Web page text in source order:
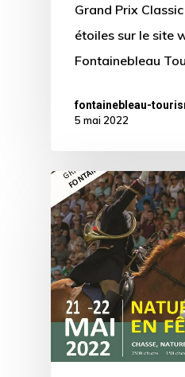
Grand Prix
étoiles sur le site
Fontainebleau
fontainebleau-
5 mai 2022